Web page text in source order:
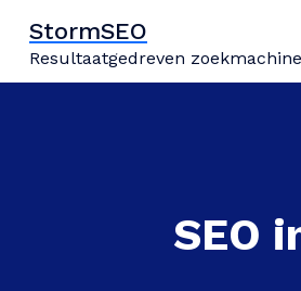
inhoud
springen
StormSEO
Resultaatgedreven
SEO